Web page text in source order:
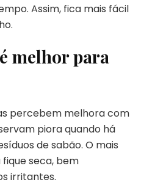
Assim, fica mais fácil
melhor para
percebem melhora com
piora quando há
de sabão. O mais
seca, bem
irritantes.